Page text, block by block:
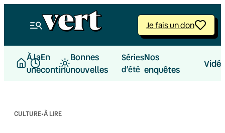
Je fais un don
À la
une
En
continu
Bonnes
nouvelles
Séries
d’été
Nos
enquêtes
CULTURE·À LIRE